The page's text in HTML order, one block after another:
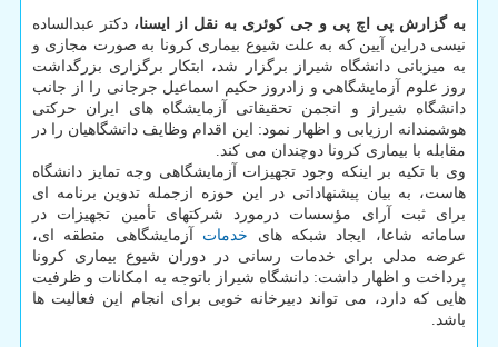
به گزارش پی اچ پی و جی کوئری به نقل از ایسنا، دکتر عبدالساده
نیسی دراین آیین که به علت شیوع بیماری کرونا به صورت مجازی و
به میزبانی دانشگاه شیراز برگزار شد، ابتکار برگزاری بزرگداشت
روز علوم آزمایشگاهی و زادروز حکیم اسماعیل جرجانی را از جانب
دانشگاه شیراز و انجمن تحقیقاتی آزمایشگاه های ایران حرکتی
هوشمندانه ارزیابی و اظهار نمود: این اقدام وظایف دانشگاهیان را در
مقابله با بیماری کرونا دوچندان می کند.
وی با تکیه بر اینکه وجود تجهیزات آزمایشگاهی وجه تمایز دانشگاه
هاست، به بیان پیشنهاداتی در این حوزه ازجمله تدوین برنامه ای
برای ثبت آرای مؤسسات درمورد شرکتهای تأمین تجهیزات در
سامانه شاعا، ایجاد شبکه های خدمات آزمایشگاهی منطقه ای،
عرضه مدلی برای خدمات رسانی در دوران شیوع بیماری کرونا
پرداخت و اظهار داشت: دانشگاه شیراز باتوجه به امکانات و ظرفیت
هایی که دارد، می تواند دبیرخانه خوبی برای انجام این فعالیت ها
باشد.